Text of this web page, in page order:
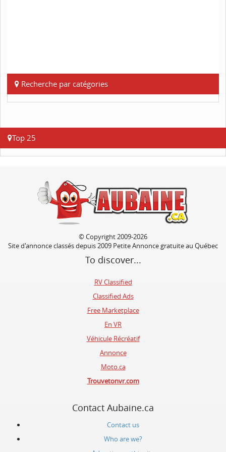
Recherche par catégories
Top 25
© Copyright 2009-2026
Site d'annonce classés depuis 2009 Petite Annonce gratuite au Québec
To discover...
RV Classified
Classified Ads
Free Marketplace
En VR
Véhicule Récréatif
Annonce
Moto.ca
Trouvetonvr.com
Contact Aubaine.ca
Contact us
Who are we?